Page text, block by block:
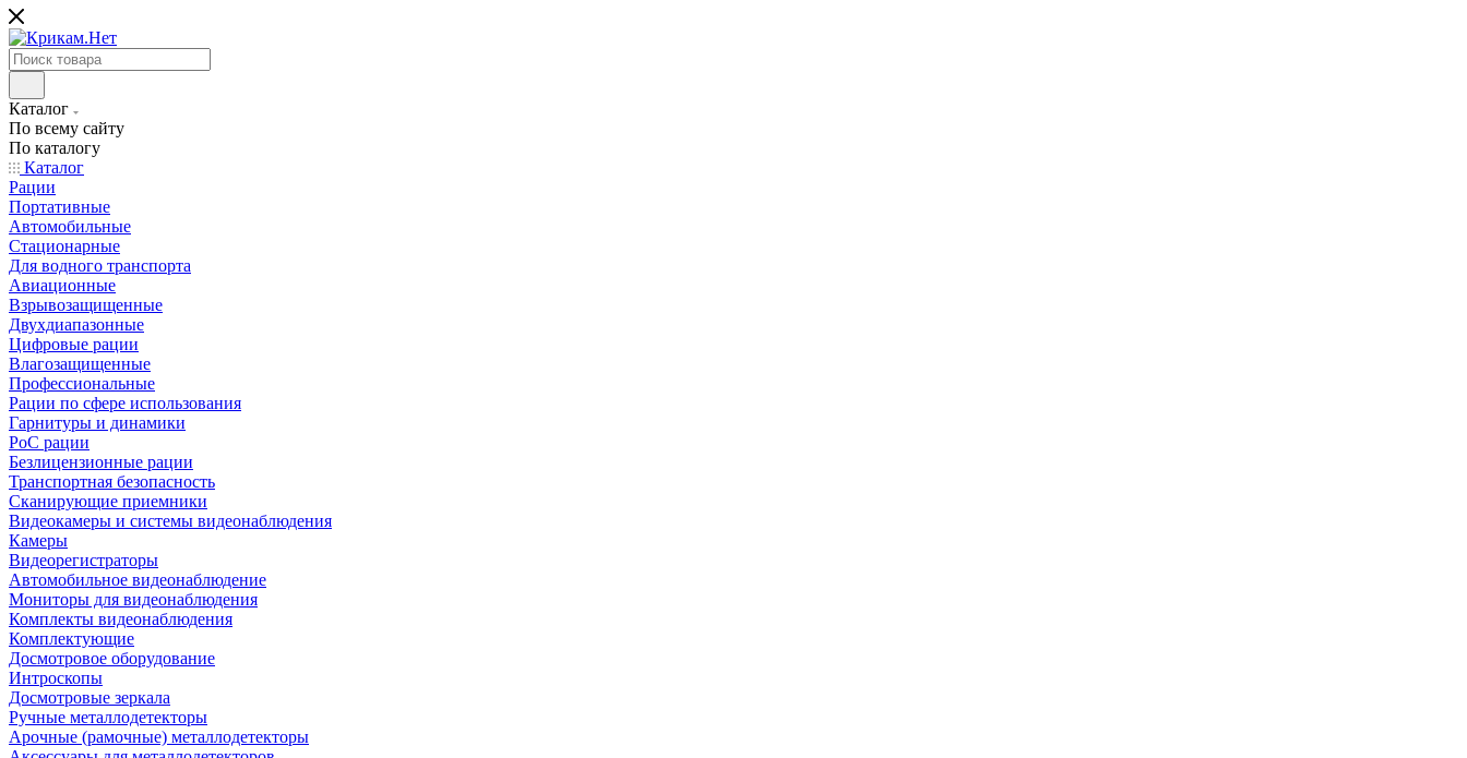
Каталог
По всему сайту
По каталогу
Каталог
Рации
Портативные
Автомобильные
Стационарные
Для водного транспорта
Авиационные
Взрывозащищенные
Двухдиапазонные
Цифровые рации
Влагозащищенные
Профессиональные
Рации по сфере использования
Гарнитуры и динамики
PoC рации
Безлицензионные рации
Транспортная безопасность
Сканирующие приемники
Видеокамеры и системы видеонаблюдения
Камеры
Видеорегистраторы
Автомобильное видеонаблюдение
Мониторы для видеонаблюдения
Комплекты видеонаблюдения
Комплектующие
Досмотровое оборудование
Интроскопы
Досмотровые зеркала
Ручные металлодетекторы
Арочные (рамочные) металлодетекторы